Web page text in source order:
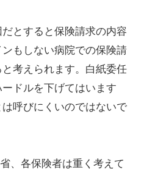
とすると保険請求の内容
もしない病院での保険請
考えられます。白紙委任
ドルを下げてはいます
呼びにくいのではないで
、各保険者は重く考えて